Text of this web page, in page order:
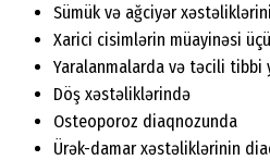
Sümük və ağciyər
Xarici cisimlərin müayinəsi
Yaralanmalarda və təcili tibbi
Döş xəstəliklərində
Osteoporoz diaqnozunda
Ürək-damar xəstəliklərinin